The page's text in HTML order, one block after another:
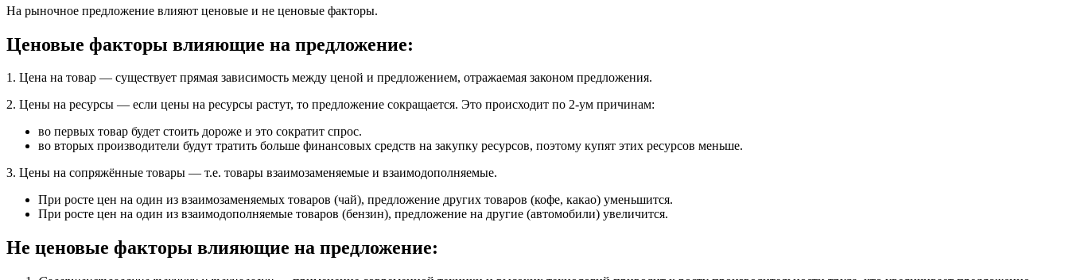
На рыночное предложение влияют ценовые и не ценовые факторы.
Ценовые факторы влияющие на предложение:
1. Цена на товар — существует прямая зависимость между ценой и предложением, отражаемая законом предложения.
2. Цены на ресурсы — если цены на ресурсы растут, то предложение сокращается. Это происходит по 2-ум причинам:
во первых товар будет стоить дороже и это сократит спрос.
во вторых производители будут тратить больше финансовых средств на закупку ресурсов, поэтому купят этих ресурсов меньше.
3. Цены на сопряжённые товары — т.е. товары взаимозаменяемые и взаимодополняемые.
При росте цен на один из взаимозаменяемых товаров (чай), предложение других товаров (кофе, какао) уменьшится.
При росте цен на один из взаимодополняемые товаров (бензин), предложение на другие (автомобили) увеличится.
Не ценовые факторы влияющие на предложение: